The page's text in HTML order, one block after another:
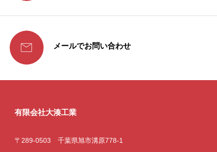
 メールでお問い合わせ
有限会社大湊工業
〒289-0503 千葉県旭市溝原778-1